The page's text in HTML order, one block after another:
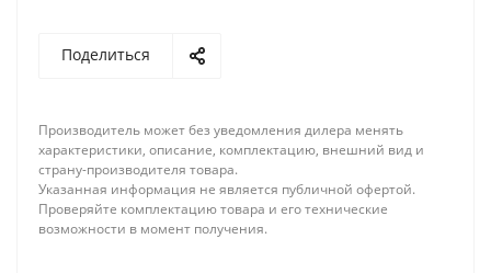
Поделиться
Производитель может без уведомления дилера менять
характеристики, описание, комплектацию, внешний вид и
страну-производителя товара.
Указанная информация не является публичной офертой.
Проверяйте комплектацию товара и его технические
возможности в момент получения.